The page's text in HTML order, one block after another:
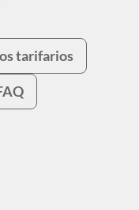
tarifarios